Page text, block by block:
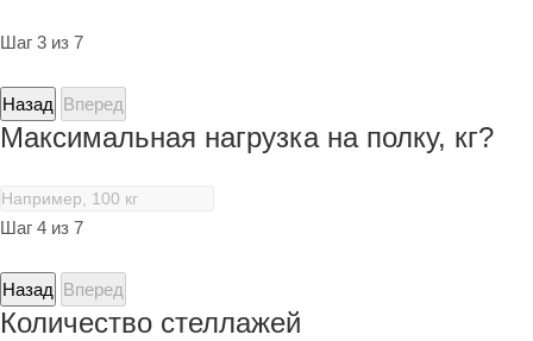
Шаг 3 из 7
Назад Вперед
Максимальная нагрузка на полку, кг?
Шаг 4 из 7
Назад Вперед
Количество стеллажей